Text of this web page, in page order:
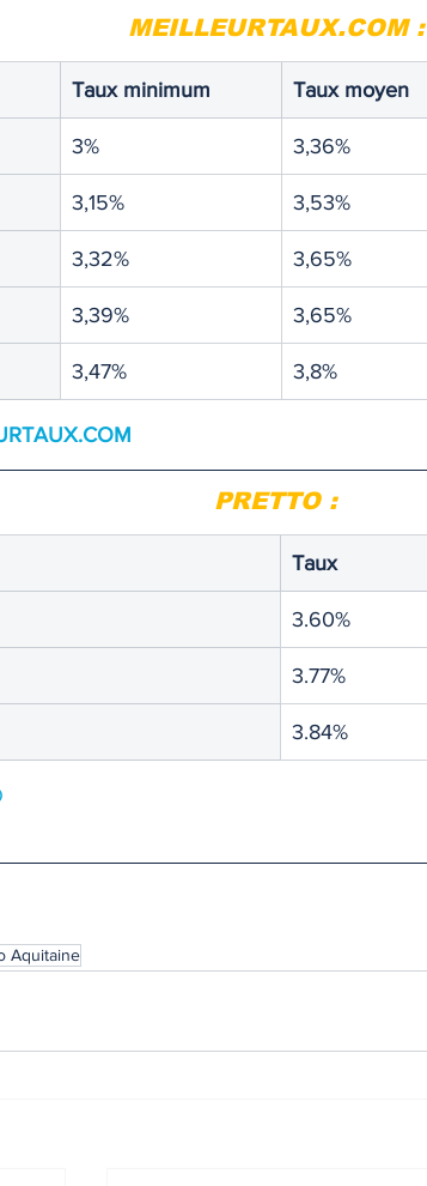
MEILLEURTAUX.COM :
Taux minimum Taux moyen
3% 3,36%
3,15% 3,53%
3,32% 3,65%
3,39% 3,65%
3,47% 3,8%
PRETTO :
Taux
3.60%
3.77%
3.84%
Aquitaine